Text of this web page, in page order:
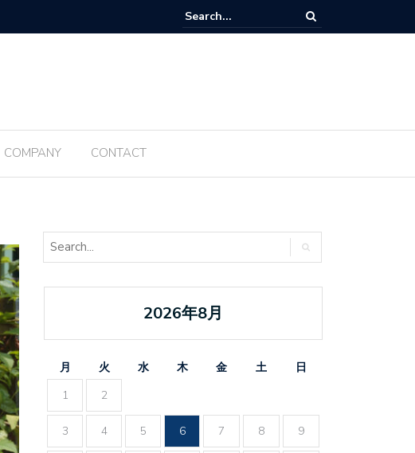
ពិធីបុណ្យ Tanabata ប្រចាំឆ្នាំ ២០២៥ ត្រូវបានធ្វើឡើងម្តងទៀតនៅឆ្នាំនេះ
COMPANY CONTACT
2026年8月
月 火 水 木 金 土
日
1
2
3 4 5 6 7 8 9